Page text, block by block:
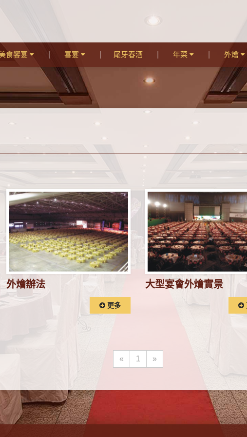
食饗宴 喜宴 尾牙春酒 年菜 外燴
外燴辦法
更多
大型宴會外燴實景
« 1 »